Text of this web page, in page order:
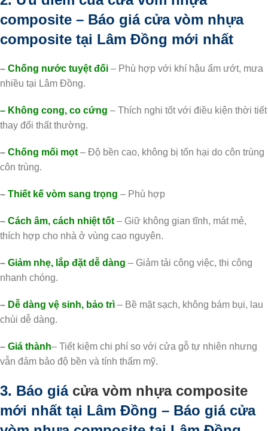
composite – Báo giá cửa vòm nhựa
composite tại Lâm Đồng mới nhất
– Chống nước tuyệt đối – Phù hợp với khí hậu ẩm ướt, mưa
nhiều tại Lâm Đồng.
– Không cong, co cứng – Thích nghi tốt với điều kiện thời tiết
thay đổi thất thường.
– Chống mối mọt – Độ bền cao, không bị tổn hại do côn trùng
côn trùng.
– Thiết kế vòm sang trọng – Phù hợp
– Cách âm, cách nhiệt tốt – Giữ không gian tĩnh, mát mẻ,
thích hợp cho nhà ở vùng cao nguyên.
– Giảm nhẹ, lắp đặt dễ dàng – Giảm tải công việc, thi công
nhanh chóng.
– Dễ dàng vệ sinh, bảo trì – Bề mặt sạch, không bám bụi, lau
chùi dễ dàng.
– Giá thành– Tiết kiệm chi phí so với cửa gỗ tự nhiên nhưng
vẫn đảm bảo độ bền và tính thẩm mỹ.
3. Báo giá cửa vòm nhựa composite
mới nhất tại Lâm Đồng – Báo giá cửa